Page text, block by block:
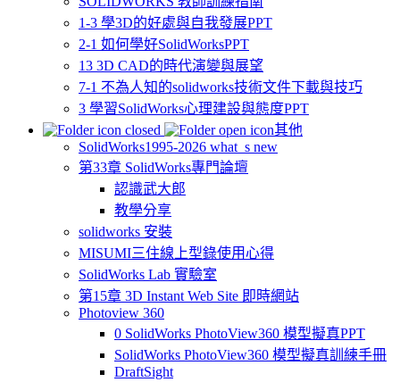
1-3 學3D的好處與自我發展PPT
2-1 如何學好SolidWorksPPT
13 3D CAD的時代演變與展望
7-1 不為人知的solidworks技術文件下載與技巧
3 學習SolidWorks心理建設與態度PPT
其他
SolidWorks1995-2026 what_s new
第33章 SolidWorks專門論壇
認識武大郎
教學分享
solidworks 安裝
MISUMI三住線上型錄使用心得
SolidWorks Lab 實驗室
第15章 3D Instant Web Site 即時網站
Photoview 360
0 SolidWorks PhotoView360 模型擬真PPT
SolidWorks PhotoView360 模型擬真訓練手冊
DraftSight